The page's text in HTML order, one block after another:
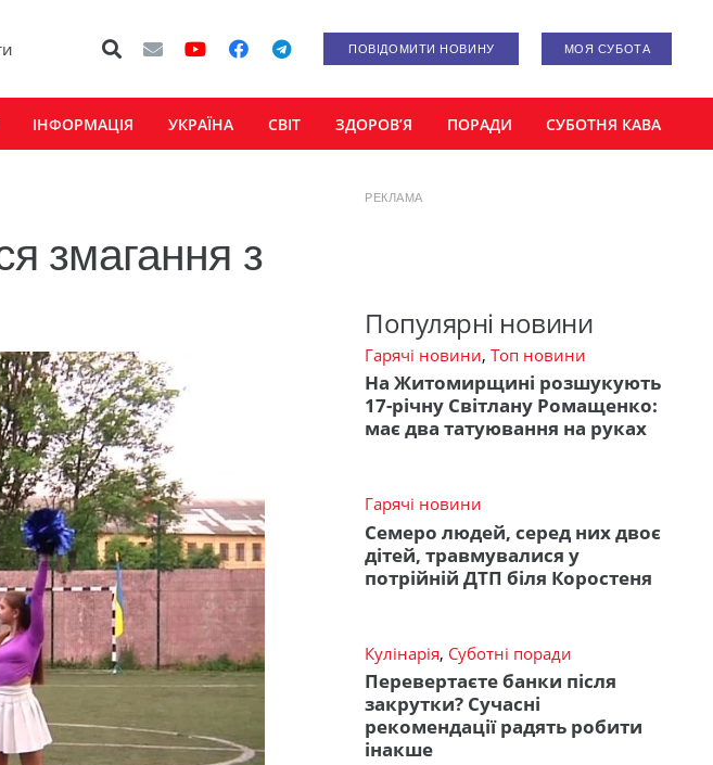
ПОВІДОМИТИ НОВИНУ МОЯ СУБОТА
ІНФОРМАЦІЯ УКРАЇНА СВІТ ЗДОРОВ’Я ПОРАДИ СУБОТНЯ КАВА
змагання з
РЕКЛАМА
Популярні новини
Гарячі новини, Топ новини
На Житомирщині розшукують
17-річну Світлану Ромащенко:
має два татуювання на руках
Гарячі новини
Семеро людей, серед них двоє
дітей, травмувалися у
потрійній ДТП біля Коростеня
Кулінарія, Суботні поради
Перевертаєте банки після
закрутки? Сучасні
рекомендації радять робити
інакше